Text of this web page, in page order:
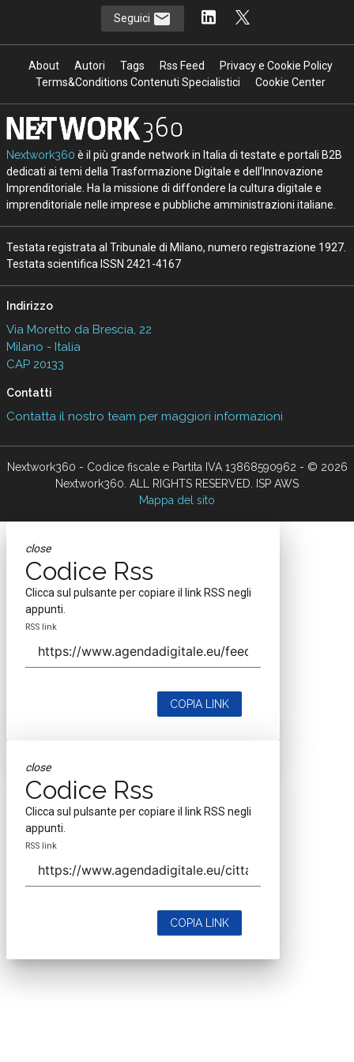
Seguici
About Autori Tags Rss Feed
Privacy e Cookie Policy
Terms&Conditions Contenuti Specialistici
Cookie Center
Nextwork360 è il più grande network in Italia di testate e portali B2B
dedicati ai temi della Trasformazione Digitale e dell’Innovazione
Imprenditoriale. Ha la missione di diffondere la cultura digitale e
imprenditoriale nelle imprese e pubbliche amministrazioni italiane.
Testata registrata al Tribunale di Milano, numero registrazione 1927.
Testata scientifica ISSN 2421-4167
Indirizzo
Via Moretto da Brescia, 22
Milano - Italia
CAP 20133
Contatti
Contatta il nostro team per maggiori informazioni
Nextwork360 - Codice fiscale e Partita IVA 13868590962 - © 2026
Nextwork360. ALL RIGHTS RESERVED. ISP AWS
Mappa del sito
close
Codice Rss
Clicca sul pulsante per copiare il link RSS negli
appunti.
RSS link
COPIA LINK
close
Codice Rss
Clicca sul pulsante per copiare il link RSS negli
appunti.
RSS link
COPIA LINK